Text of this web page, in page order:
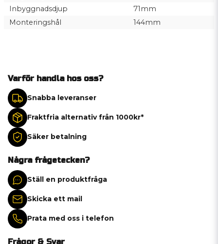
Inbyggnadsdjup
71mm
Monteringshål
144mm
Varför handla hos oss?
Snabba leveranser
Fraktfria alternativ från 1000kr*
Säker betalning
Några frågetecken?
Ställ en produktfråga
Skicka ett mail
Prata med oss i telefon
Frågor & Svar